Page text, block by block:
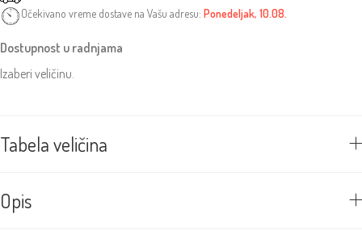
Očekivano vreme dostave na Vašu adresu: Ponedeljak, 10.08.
Dostupnost u radnjama
Izaberi veličinu.
Tabela veličina
Opis